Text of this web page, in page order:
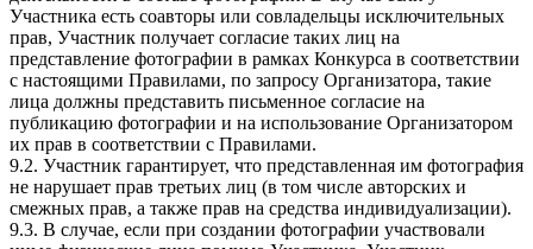
Участника есть соавторы или совладельцы исключительных
прав, Участник получает согласие таких лиц на
представление фотографии в рамках Конкурса в соответствии
с настоящими Правилами, по запросу Организатора, такие
лица должны представить письменное согласие на
публикацию фотографии и на использование Организатором
их прав в соответствии с Правилами.
9.2. Участник гарантирует, что представленная им фотография
не нарушает прав третьих лиц (в том числе авторских и
смежных прав, а также прав на средства индивидуализации).
9.3. В случае, если при создании фотографии участвовали